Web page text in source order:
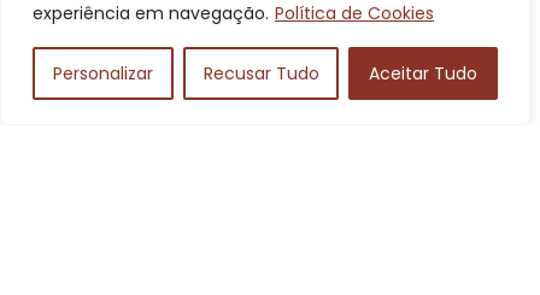
experiência em navegação. Política de Cookies
Personalizar Recusar Tudo Aceitar Tudo
Praias(23) Produtos Para Cães(2)
Serviços(19) Suplementos(3) Turismo(84)